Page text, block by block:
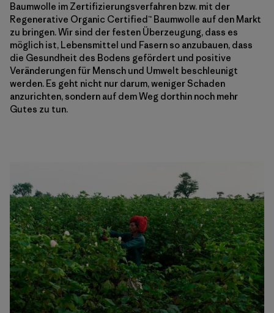
Baumwolle im Zertifizierungsverfahren bzw. mit der
Regenerative Organic Certified™ Baumwolle auf den Markt
zu bringen. Wir sind der festen Überzeugung, dass es
möglich ist, Lebensmittel und Fasern so anzubauen, dass
die Gesundheit des Bodens gefördert und positive
Veränderungen für Mensch und Umwelt beschleunigt
werden. Es geht nicht nur darum, weniger Schaden
anzurichten, sondern auf dem Weg dorthin noch mehr
Gutes zu tun.